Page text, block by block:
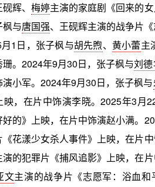
砚辉、梅婷主演的家庭剧《回来的
枫与唐国强、王砚辉主演的战争片
1日，张子枫与胡先煦、 黄小蕾主
珊。2024年9月30日，张子枫与刘
小军。2024年9月30日，张子枫与
映，在片中饰演李晓。2025年3月
好的》上映，在片中饰演赵小满。
《花漾少女杀人事件》上映，在片
演的犯罪片《捕风追影》上映，在
文主演的战争片《志愿军：浴血